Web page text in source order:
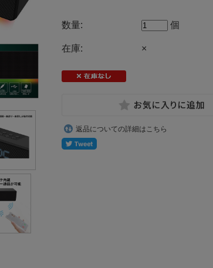
数量: 個
在庫: ×
返品についての詳細はこちら